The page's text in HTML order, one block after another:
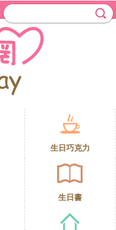
生日巧克力
生日書